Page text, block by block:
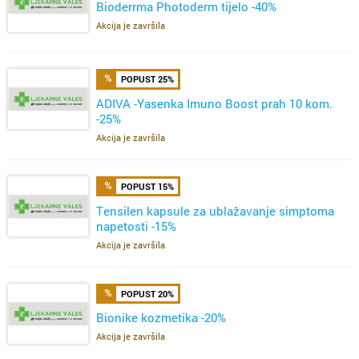
Bioderrma Photoderm tijelo -40%
Akcija je završila
POPUST 25%
ADIVA -Yasenka Imuno Boost prah 10 kom.
-25%
Akcija je završila
POPUST 15%
Tensilen kapsule za ublažavanje simptoma
napetosti -15%
Akcija je završila
POPUST 20%
Bionike kozmetika -20%
Akcija je završila